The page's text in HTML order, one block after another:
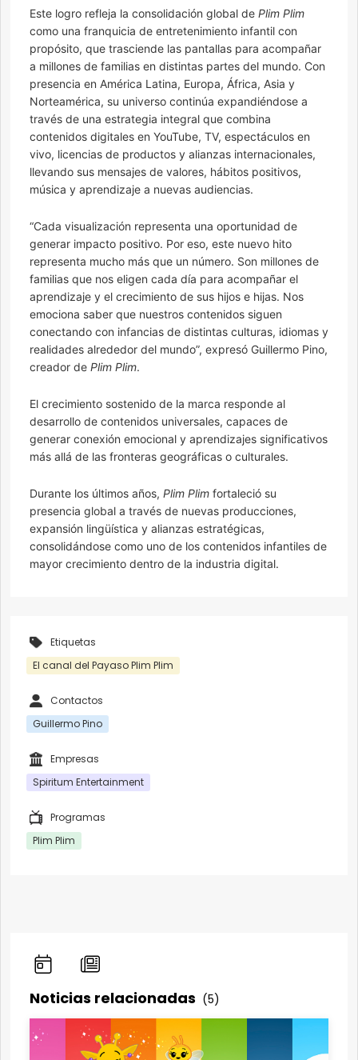
Este logro refleja la consolidación global de Plim Plim
como una franquicia de entretenimiento infantil con
propósito, que trasciende las pantallas para acompañar
a millones de familias en distintas partes del mundo. Con
presencia en América Latina, Europa, África, Asia y
Norteamérica, su universo continúa expandiéndose a
través de una estrategia integral que combina
contenidos digitales en YouTube, TV, espectáculos en
vivo, licencias de productos y alianzas internacionales,
llevando sus mensajes de valores, hábitos positivos,
música y aprendizaje a nuevas audiencias.
“Cada visualización representa una oportunidad de
generar impacto positivo. Por eso, este nuevo hito
representa mucho más que un número. Son millones de
familias que nos eligen cada día para acompañar el
aprendizaje y el crecimiento de sus hijos e hijas. Nos
emociona saber que nuestros contenidos siguen
conectando con infancias de distintas culturas, idiomas y
realidades alrededor del mundo”, expresó Guillermo Pino,
creador de Plim Plim.
El crecimiento sostenido de la marca responde al
desarrollo de contenidos universales, capaces de
generar conexión emocional y aprendizajes significativos
más allá de las fronteras geográficas o culturales.
Durante los últimos años, Plim Plim fortaleció su
presencia global a través de nuevas producciones,
expansión lingüística y alianzas estratégicas,
consolidándose como uno de los contenidos infantiles de
mayor crecimiento dentro de la industria digital.
Etiquetas
El canal del Payaso Plim Plim
Contactos
Guillermo Pino
Empresas
Spiritum Entertainment
Programas
Plim Plim
Noticias relacionadas (5)